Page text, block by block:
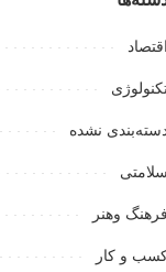
اقتصاد
نشده
سلامتی
فرهنگ وهنر
و کار